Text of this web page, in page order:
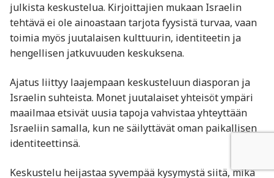
julkista keskustelua. Kirjoittajien mukaan Israelin
tehtävä ei ole ainoastaan tarjota fyysistä turvaa, vaan
toimia myös juutalaisen kulttuurin, identiteetin ja
hengellisen jatkuvuuden keskuksena.
Ajatus liittyy laajempaan keskusteluun diasporan ja
Israelin suhteista. Monet juutalaiset yhteisöt ympäri
maailmaa etsivät uusia tapoja vahvistaa yhteyttään
Israeliin samalla, kun ne säilyttävät oman paikallisen
identiteettinsä.
Keskustelu heijastaa syvempää kysymystä siitä, mikä